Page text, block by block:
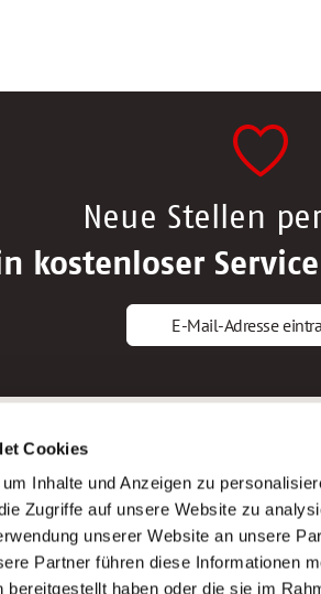
Cookies
Inhalte und Anzeigen zu
Zugriffe auf unsere Website zu
unserer Website an unsere
Partner führen diese Informationen
bereitgestellt haben oder die sie im
Neue Stellen
kostenloser
E-Mail-Adresse
als Altenpfleger*in
als Krankenpfleger*in
als Altenpflegehelfer*in
als Erzieher*in
AWO